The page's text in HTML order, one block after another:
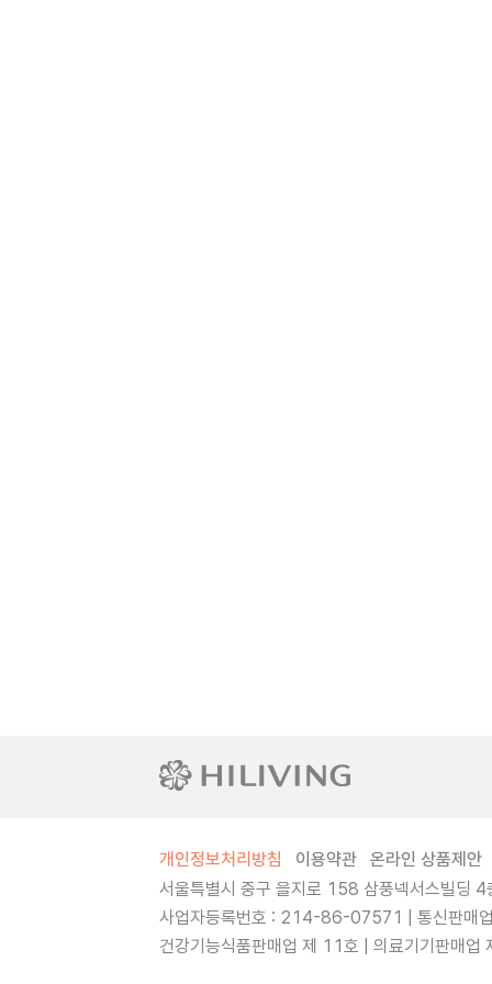
개인정보처리방침 이용약관
온라인 상품제안
서울특별시 중구 을지로 158 삼풍넥서스빌딩
사업자등록번호 : 214-86-07571 | 통신판매
건강기능식품판매업 제 11호 | 의료기기판매